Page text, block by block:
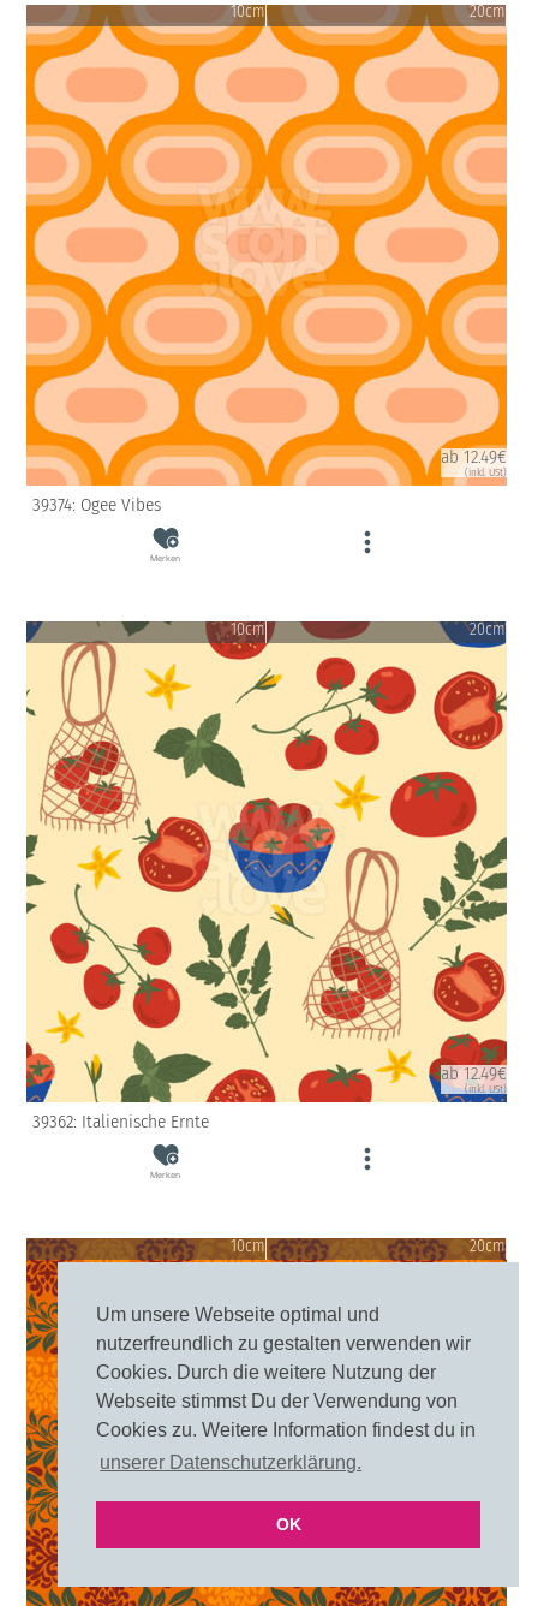
Um unsere Webseite optimal und
nutzerfreundlich zu gestalten verwenden wir
Cookies. Durch die weitere Nutzung der
Webseite stimmst Du der Verwendung von
Cookies zu. Weitere Information findest du in
unserer Datenschutzerklärung.
OK
10cm 20cm
ab 12.49€
(inkl. USt)
39374: Ogee Vibes
Merken
10cm 20cm
ab 12.49€
(inkl. USt)
39362: Italienische Ernte
Merken
10cm 20cm